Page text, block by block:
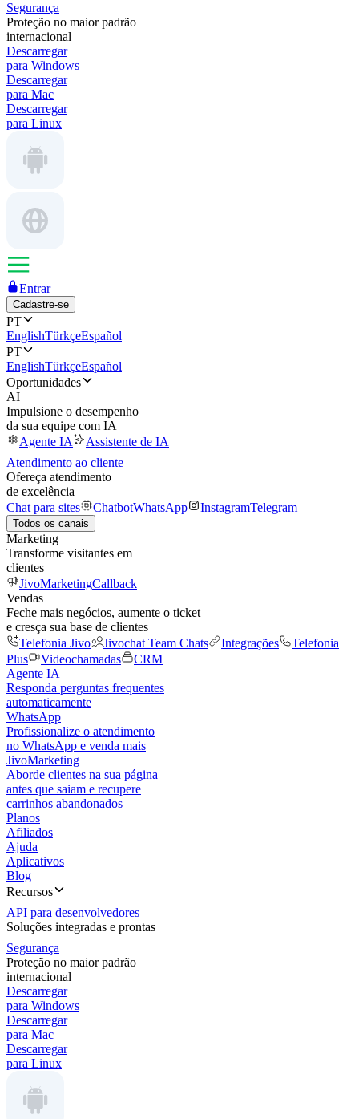
Segurança
Proteção no maior padrão
internacional
Descarregar
para Windows
Descarregar
para Mac
Descarregar
para Linux
Entrar
Cadastre-se
PT
EnglishTürkçeEspañol
PT
EnglishTürkçeEspañol
Oportunidades
AI
Impulsione o desempenho
da sua equipe com IA
Agente IA
Assistente de IA
Atendimento ao cliente
Ofereça atendimento
de excelência
Chat para sites
ChatbotWhatsApp InstagramTelegram
Todos os canais
Marketing
Transforme visitantes em
clientes
JivoMarketingCallback
Vendas
Feche mais negócios, aumente o ticket
e cresça sua base de clientes
Telefonia Jivo
Jivochat Team Chats Integrações
Telefonia
Plus
Videochamadas
CRM
Agente IA
Responda perguntas frequentes
automaticamente
WhatsApp
Profissionalize o atendimento
no WhatsApp e venda mais
JivoMarketing
Aborde clientes na sua página
antes que saiam e recupere
carrinhos abandonados
Planos
Afiliados
Ajuda
Aplicativos
Blog
Recursos
API para desenvolvedores
Soluções integradas e prontas
Segurança
Proteção no maior padrão
internacional
Descarregar
para Windows
Descarregar
para Mac
Descarregar
para Linux